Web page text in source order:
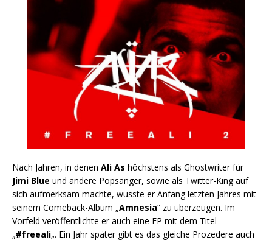
Nach Jahren, in denen Ali As höchstens als Ghostwriter für
Jimi Blue und andere Popsänger, sowie als Twitter-King auf
sich aufmerksam machte, wusste er Anfang letzten Jahres mit
seinem Comeback-Album „Amnesia“ zu überzeugen. Im
Vorfeld veröffentlichte er auch eine EP mit dem Titel
„#freeali„. Ein Jahr später gibt es das gleiche Prozedere auch